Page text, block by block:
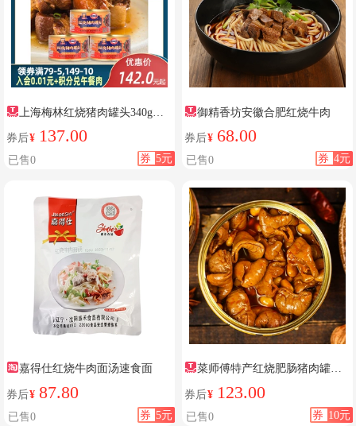
上海梅林红烧猪肉罐头340g即
食
券后¥ 137.00
券 5元
已售0
御精香坊安徽合肥红烧牛肉
券后¥ 68.00
券 4元
已售0
嘉得仕红烧牛肉面汤速食面
券后¥ 87.80
券 5元
已售0
菜师傅特产红烧肥肠猪肉罐头
熟食
券后¥ 123.00
券 10元
已售0